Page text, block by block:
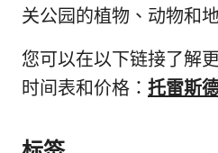
关公园的植物、动物和
您可以在以下链接了解
时间表和价格： 托雷斯